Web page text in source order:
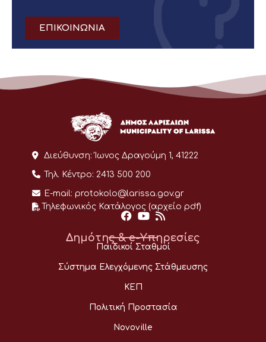
ΕΠΙΚΟΙΝΩΝΙΑ
Διεύθυνση: Ίωνος Δραγούμη 1, 41222
Τηλ. Κέντρο: 2413 500 200
E-mail: protokolo@larissa.gov.gr
Τηλεφωνικός Κατάλογος (αρχείο pdf)
Δημότης & e-Υπηρεσίες
Παιδικοί Σταθμοί
Σύστημα Ελεγχόμενης Στάθμευσης
ΚΕΠ
Πολιτική Προστασία
Novoville